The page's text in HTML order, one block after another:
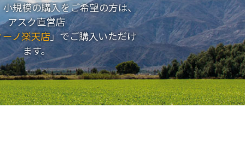
規模の購入をご希望の方は、
アスク直営店
ノ楽天店」でご購入いただけ
ます。